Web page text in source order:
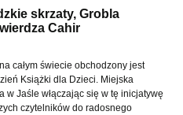
skrzaty, Grobla
Cahir
całym świecie obchodzony jest
Książki dla Dzieci. Miejska
w Jaśle włączając się w tę inicjatywę
czytelników do radosnego